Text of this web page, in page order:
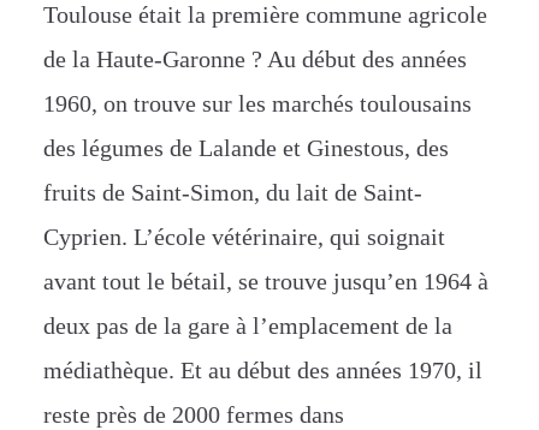
Toulouse était la première commune agricole
de la Haute-Garonne ? Au début des années
1960, on trouve sur les marchés toulousains
des légumes de Lalande et Ginestous, des
fruits de Saint-Simon, du lait de Saint-
Cyprien. L’école vétérinaire, qui soignait
avant tout le bétail, se trouve jusqu’en 1964 à
deux pas de la gare à l’emplacement de la
médiathèque. Et au début des années 1970, il
reste près de 2000 fermes dans